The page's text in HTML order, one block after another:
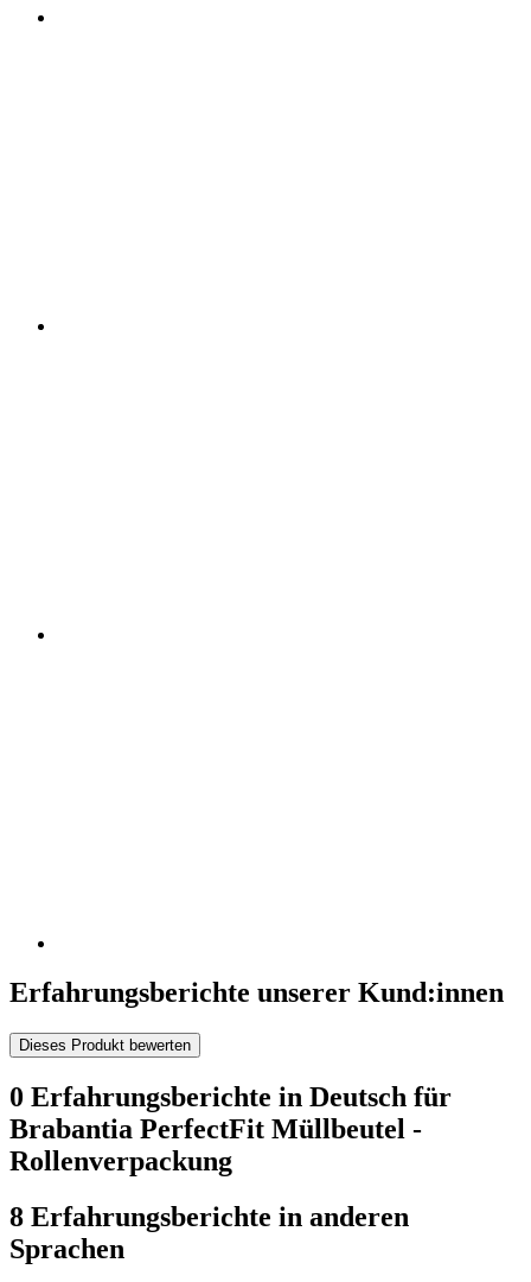
Erfahrungsberichte unserer Kund:innen
Dieses Produkt bewerten
0 Erfahrungsberichte in Deutsch für
Brabantia PerfectFit Müllbeutel -
Rollenverpackung
8 Erfahrungsberichte in anderen
Sprachen